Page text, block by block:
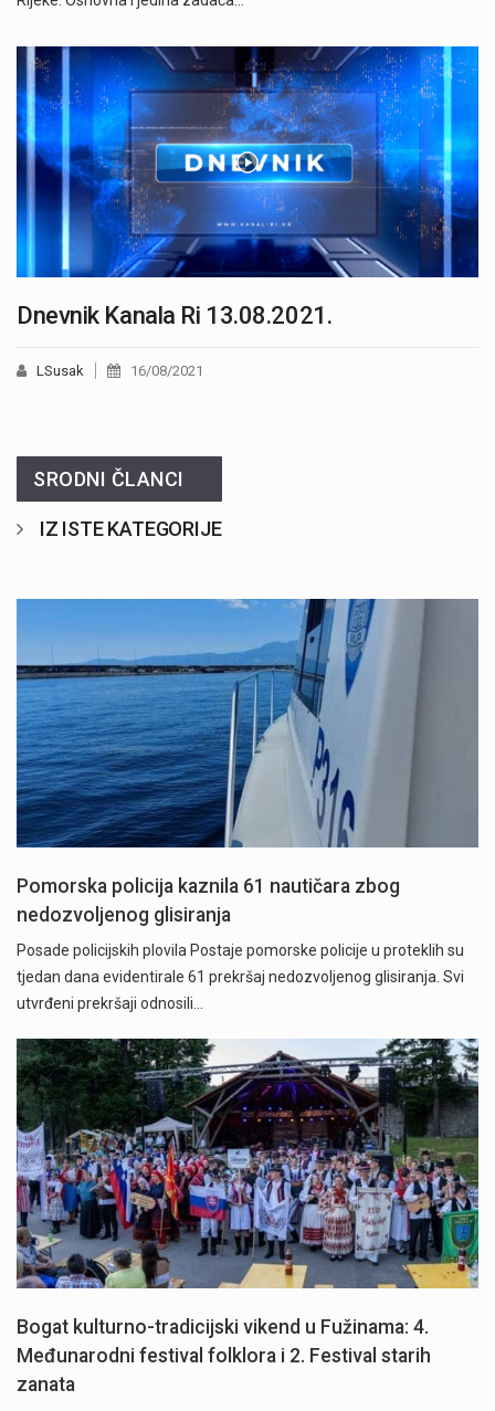
Dnevnik Kanala Ri 13.08.2021.
LSusak 16/08/2021
SRODNI ČLANCI
IZ ISTE KATEGORIJE
Pomorska policija kaznila 61 nautičara zbog
nedozvoljenog glisiranja
Posade policijskih plovila Postaje pomorske policije u proteklih su
tjedan dana evidentirale 61 prekršaj nedozvoljenog glisiranja. Svi
utvrđeni prekršaji odnosili…
Bogat kulturno-tradicijski vikend u Fužinama: 4.
Međunarodni festival folklora i 2. Festival starih
zanata